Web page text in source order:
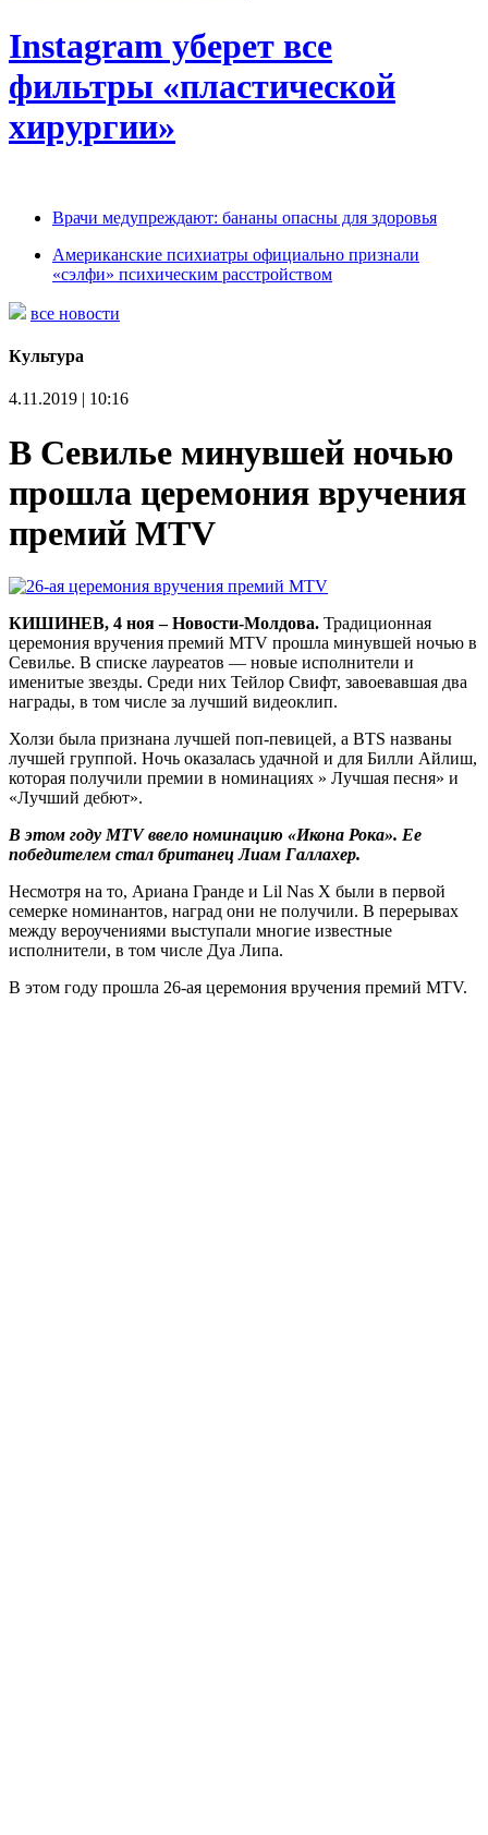
Instagram уберет все
фильтры «пластической
хирургии»
Врачи медупреждают: бананы опасны для здоровья
Американские психиатры официально признали
«сэлфи» психическим расстройством
все новости
Культура
4.11.2019 | 10:16
В Севилье минувшей ночью
прошла церемония вручения
премий MTV
КИШИНЕВ, 4 ноя – Новости-Молдова. Традиционная
церемония вручения премий MTV прошла минувшей ночью в
Севилье. В списке лауреатов — новые исполнители и
именитые звезды. Среди них Тейлор Свифт, завоевавшая два
награды, в том числе за лучший видеоклип.
Холзи была признана лучшей поп-певицей, а BTS названы
лучшей группой. Ночь оказалась удачной и для Билли Айлиш,
которая получили премии в номинациях » Лучшая песня» и
«Лучший дебют».
В этом году MTV ввело номинацию «Икона Рока». Ее
победителем стал британец Лиам Галлахер.
Несмотря на то, Ариана Гранде и Lil Nas X были в первой
семерке номинантов, наград они не получили. В перерывах
между вероучениями выступали многие известные
исполнители, в том числе Дуа Липа.
В этом году прошла 26-ая церемония вручения премий MTV.